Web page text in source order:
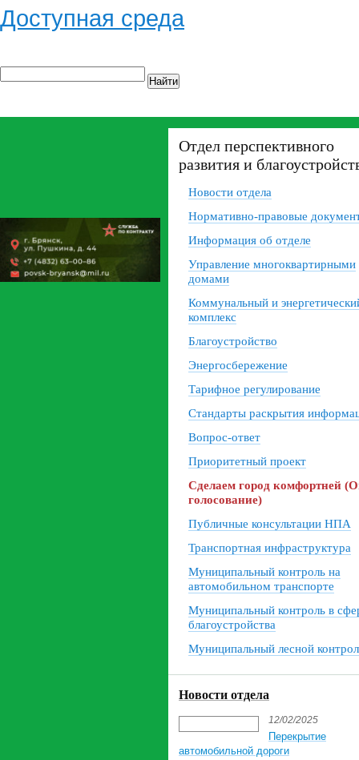
Доступная среда
Найти
Отдел перспективного
развития и
Новости отдела
Нормативно-правовые
Информация об отделе
Управление многоквартирными
домами
Коммунальный и
комплекс
Благоустройство
Энергосбережение
Тарифное регулирование
Стандарты раскрытия
Вопрос-ответ
Приоритетный проект
Сделаем город комфортней
голосование)
Публичные консультации НПА
Транспортная инфраструктура
Муниципальный контроль на
автомобильном транспорте
Муниципальный контроль в
благоустройства
Муниципальный лесной
Новости отдела
12/02/2025
Перекрытие
автомобильной дороги